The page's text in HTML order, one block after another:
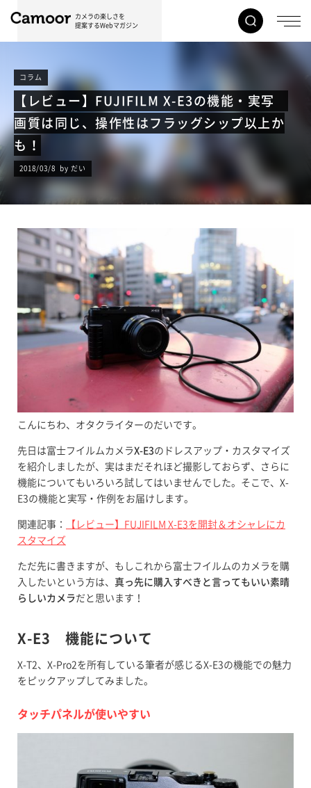
カメラの楽しさを
提案するWebマガジン
コラム
【レビュー】FUJIFILM X-E3の機能・実写
画質は同じ、操作性はフラッグシップ以上か
も！
2018/03/8 by だい
こんにちわ、オタクライターのだいです。
先日は富士フイルムカメラX-E3のドレスアップ・カスタマイズ
を紹介しましたが、実はまだそれほど撮影しておらず、さらに
機能についてもいろいろ試してはいませんでした。そこで、X-
E3の機能と実写・作例をお届けします。
関連記事：
【レビュー】FUJIFILM X-E3を開封＆オシャレにカ
スタマイズ
ただ先に書きますが、もしこれから富士フイルムのカメラを購
入したいという方は、 真っ先に購入すべきと言ってもいい素晴
らしいカメラだと思います！
X-E3 機能について
X-T2、X-Pro2を所有している筆者が感じるX-E3の機能での魅力
をピックアップしてみました。
タッチパネルが使いやすい